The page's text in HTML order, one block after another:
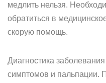
медлить нельзя.
обратиться в
скорую помощь.
Диагностика
симптомов и пальпации.